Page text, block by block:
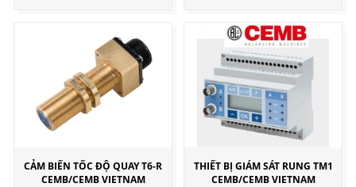
CẢM BIẾN TỐC ĐỘ QUAY T6-R
CEMB/CEMB VIETNAM
THIẾT BỊ GIÁM SÁT RUNG TM1
CEMB/CEMB VIETNAM